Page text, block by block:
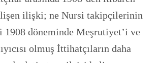
ilişki; ne Nursi takipçilerinin
1908 döneminde Meşrutiyet’i ve
olmuş İttihatçıların daha